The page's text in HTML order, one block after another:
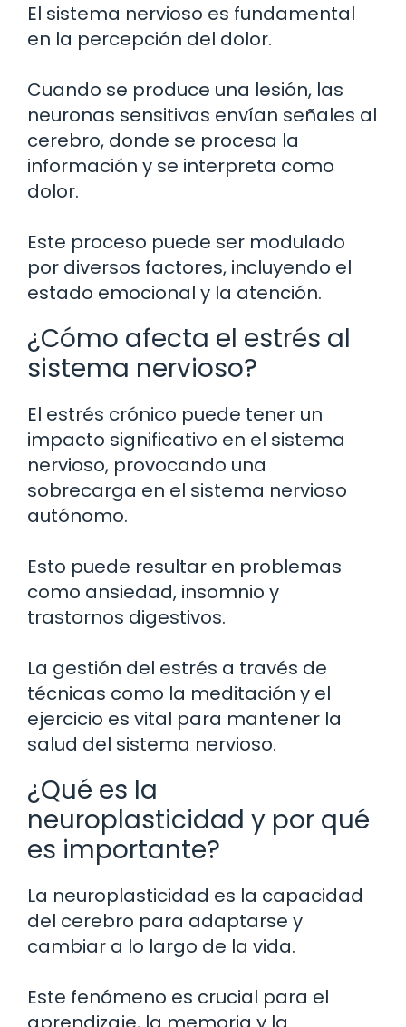
El sistema nervioso es fundamental
en la percepción del dolor.
Cuando se produce una lesión, las
neuronas sensitivas envían señales al
cerebro, donde se procesa la
información y se interpreta como
dolor.
Este proceso puede ser modulado
por diversos factores, incluyendo el
estado emocional y la atención.
¿Cómo afecta el estrés al
sistema nervioso?
El estrés crónico puede tener un
impacto significativo en el sistema
nervioso, provocando una
sobrecarga en el sistema nervioso
autónomo.
Esto puede resultar en problemas
como ansiedad, insomnio y
trastornos digestivos.
La gestión del estrés a través de
técnicas como la meditación y el
ejercicio es vital para mantener la
salud del sistema nervioso.
¿Qué es la
neuroplasticidad y por qué
es importante?
La neuroplasticidad es la capacidad
del cerebro para adaptarse y
cambiar a lo largo de la vida.
Este fenómeno es crucial para el